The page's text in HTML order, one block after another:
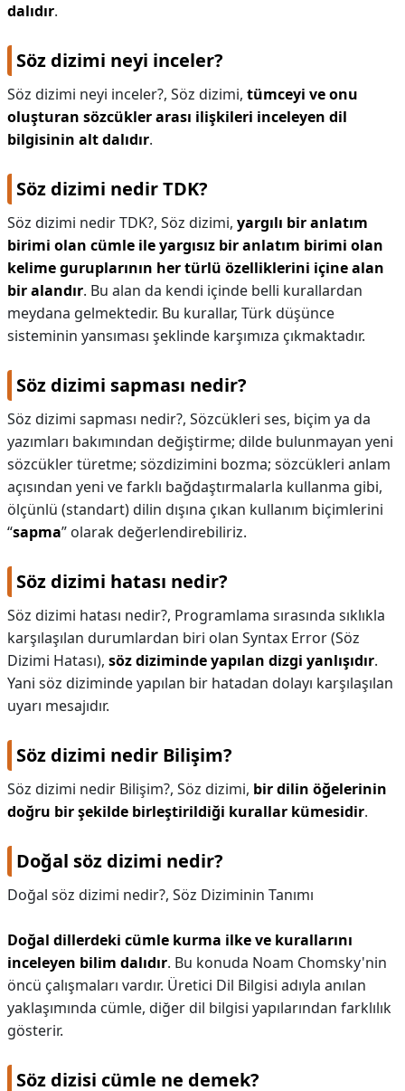
dalıdır.
Söz dizimi neyi inceler?
Söz dizimi neyi inceler?, Söz dizimi, tümceyi ve onu
oluşturan sözcükler arası ilişkileri inceleyen dil
bilgisinin alt dalıdır.
Söz dizimi nedir TDK?
Söz dizimi nedir TDK?, Söz dizimi, yargılı bir anlatım
birimi olan cümle ile yargısız bir anlatım birimi olan
kelime guruplarının her türlü özelliklerini içine alan
bir alandır. Bu alan da kendi içinde belli kurallardan
meydana gelmektedir. Bu kurallar, Türk düşünce
sisteminin yansıması şeklinde karşımıza çıkmaktadır.
Söz dizimi sapması nedir?
Söz dizimi sapması nedir?, Sözcükleri ses, biçim ya da
yazımları bakımından değiştirme; dilde bulunmayan yeni
sözcükler türetme; sözdizimini bozma; sözcükleri anlam
açısından yeni ve farklı bağdaştırmalarla kullanma gibi,
ölçünlü (standart) dilin dışına çıkan kullanım biçimlerini
“sapma” olarak değerlendirebiliriz.
Söz dizimi hatası nedir?
Söz dizimi hatası nedir?, Programlama sırasında sıklıkla
karşılaşılan durumlardan biri olan Syntax Error (Söz
Dizimi Hatası), söz diziminde yapılan dizgi yanlışıdır.
Yani söz diziminde yapılan bir hatadan dolayı karşılaşılan
uyarı mesajıdır.
Söz dizimi nedir Bilişim?
Söz dizimi nedir Bilişim?, Söz dizimi, bir dilin öğelerinin
doğru bir şekilde birleştirildiği kurallar kümesidir.
Doğal söz dizimi nedir?
Doğal söz dizimi nedir?, Söz Diziminin Tanımı
Doğal dillerdeki cümle kurma ilke ve kurallarını
inceleyen bilim dalıdır. Bu konuda Noam Chomsky'nin
öncü çalışmaları vardır. Üretici Dil Bilgisi adıyla anılan
yaklaşımında cümle, diğer dil bilgisi yapılarından farklılık
gösterir.
Söz dizisi cümle ne demek?